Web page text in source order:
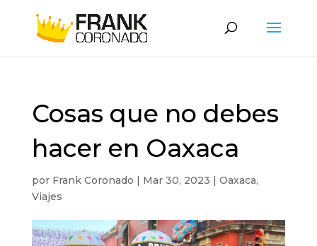
Cosas que no debes
hacer en Oaxaca
por Frank Coronado | Mar 30, 2023 | Oaxaca,
Viajes